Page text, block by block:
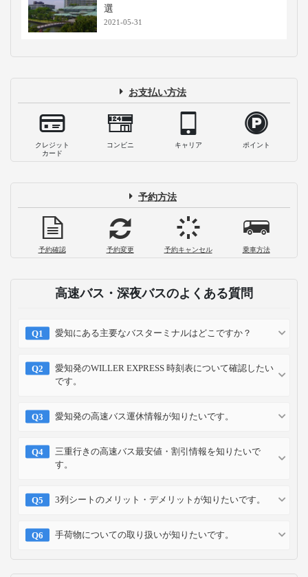
選
2021-05-31
お支払い方法
クレジット
カード
コンビニ キャリア ポイント
予約方法
予約確認 予約変更 予約キャンセル 乗車方法
高速バス・深夜バスのよくある質問
愛知にある主要なバスターミナルはどこですか？
愛知発のWILLER EXPRESS 時刻表について確認したい
です。
愛知発の高速バス運休情報が知りたいです。
三重行きの高速バス最安値・割引情報を知りたいで
す。
3列シートのメリット・デメリットが知りたいです。
手荷物についての取り扱いが知りたいです。